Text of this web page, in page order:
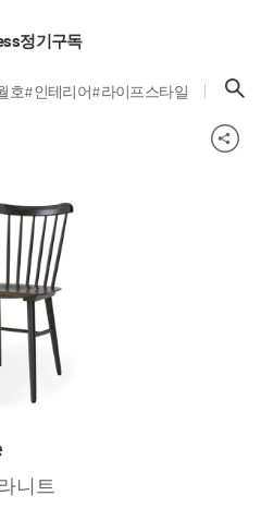
정기구독
호#인테리어#라이프스타일
니트